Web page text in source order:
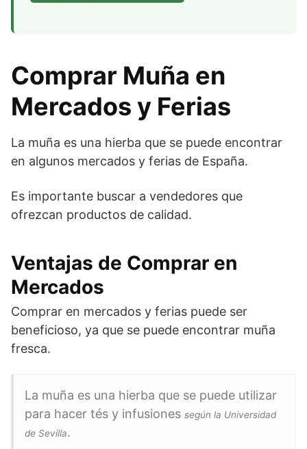
Comprar Muña en
Mercados y Ferias
La muña es una hierba que se puede encontrar
en algunos mercados y ferias de España.
Es importante buscar a vendedores que
ofrezcan productos de calidad.
Ventajas de Comprar en
Mercados
Comprar en mercados y ferias puede ser
beneficioso, ya que se puede encontrar muña
fresca.
La muña es una hierba que se puede utilizar
para hacer tés y infusiones según la Universidad
de Sevilla.